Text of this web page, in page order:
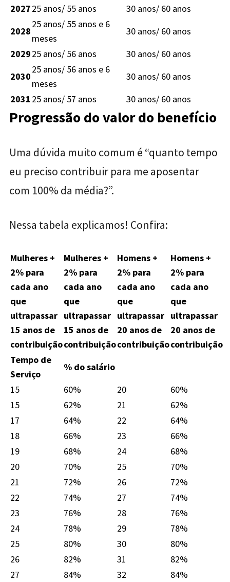
202725 anos/ 55 anos
30 anos/ 60 anos
2028
25 anos/ 55 anos e 6
meses
30 anos/ 60 anos
202925 anos/ 56 anos
30 anos/ 60 anos
2030
25 anos/ 56 anos e 6
meses
30 anos/ 60 anos
2031 25 anos/ 57 anos 30 anos/ 60 anos
Progressão do valor do benefício
Uma dúvida muito comum é “quanto tempo
eu preciso contribuir para me aposentar
com 100% da média?”.
Nessa tabela explicamos! Confira:
Mulheres +
2% para
cada ano
que
ultrapassar
15 anos de
contribuição
Mulheres +
2% para
cada ano
que
ultrapassar
15 anos de
contribuição
Homens +
2% para
cada ano
que
ultrapassar
20 anos de
contribuição
Homens +
2% para
cada ano
que
ultrapassar
20 anos de
contribuição
Tempo de
Serviço
% do salário
15
60% 20
60%
15
62% 21
62%
17
64% 22
64%
18
66% 23
66%
19
68% 24
68%
20
70% 25
70%
21
72% 26
72%
22
74% 27
74%
23
76% 28
76%
24
78% 29
78%
25
80% 30
80%
26
82% 31
82%
27
84% 32 84%